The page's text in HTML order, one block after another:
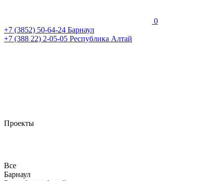
0
+7 (3852) 50-64-24 Барнаул
+7 (388 22) 2-05-05 Республика Алтай
Проекты
Все
Барнаул